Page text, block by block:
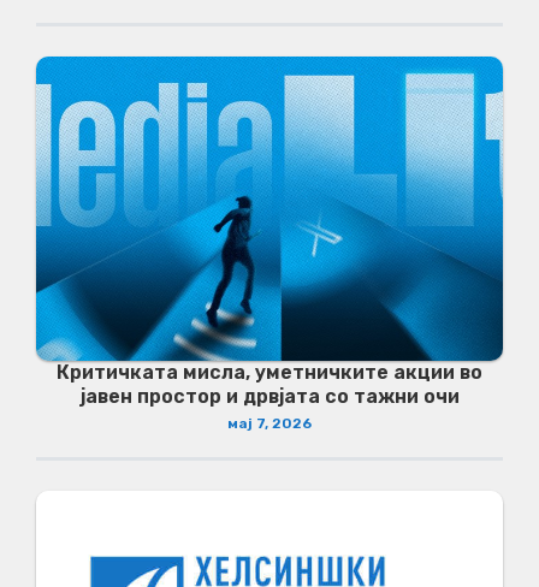
Критичката мисла, уметничките акции во
јавен простор и дрвјата со тажни очи
мај 7, 2026